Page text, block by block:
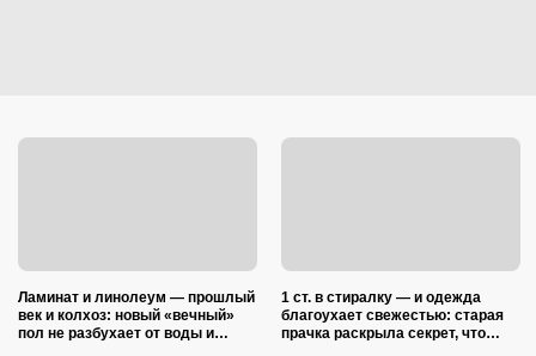
Ламинат и линолеум — прошлый
век и колхоз: новый «вечный»
пол не разбухает от воды и
1 ст. в стиралку — и одежда
благоухает свежестью: старая
прачка раскрыла секрет, что